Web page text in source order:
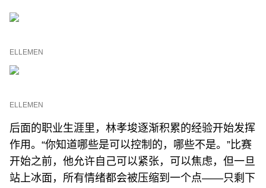
ELLEMEN
ELLEMEN
后面的职业生涯里，林孝埈逐渐积累的经验开始发挥
作用。“你知道哪些是可以控制的，哪些不是。”比赛
开始之前，他允许自己可以紧张，可以焦虑，但一旦
站上冰面，所有情绪都会被压缩到一个点——只剩下